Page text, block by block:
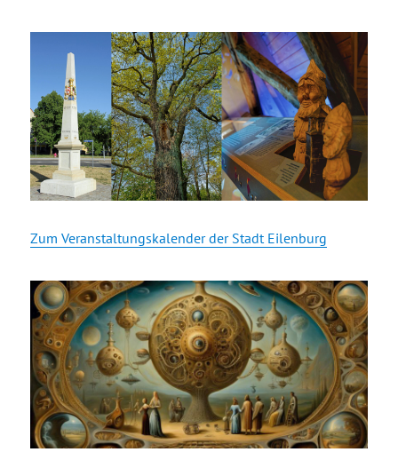
Zum Veranstaltungskalender der Stadt Eilenburg